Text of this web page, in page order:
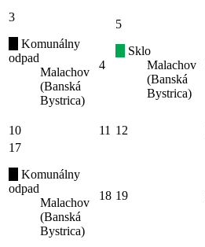
3
Komunálny
odpad
Malachov
(Banská
Bystrica)
4
5
Sklo
Malachov
(Banská
Bystrica)
10 11 12
17
Komunálny
odpad
Malachov
(Banská
Bystrica)
18 19